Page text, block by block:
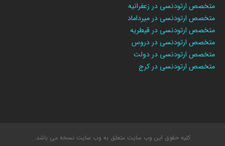
متخصص ارتودنسی در زعفرانیه
متخصص ارتودنسی در میرداماد
متخصص ارتودنسی در قیطریه
متخصص ارتودنسی در دروس
متخصص ارتودنسی در دولت
متخصص ارتودنسی در کرج
کلیه حقوق این وب سایت متعلق به وب سایت نسخه می باشد.